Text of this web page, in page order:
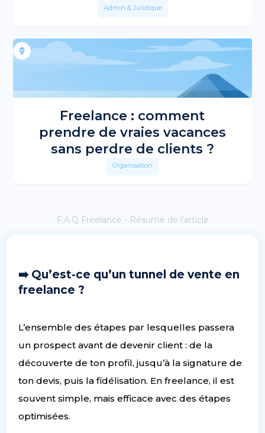
Admin & Juridique
Freelance : comment
prendre de vraies vacances
sans perdre de clients ?
Organisation
F.A.Q Freelance - Résumé de l'article
➡️ Qu’est-ce qu’un tunnel de vente en
freelance ?
L’ensemble des étapes par lesquelles passera
un prospect avant de devenir client : de la
découverte de ton profil, jusqu’à la signature de
ton devis, puis la fidélisation. En freelance, il est
souvent simple, mais efficace avec des étapes
optimisées.